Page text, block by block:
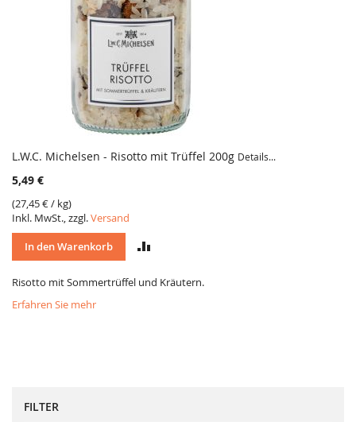
L.W.C. Michelsen - Risotto mit Trüffel 200g Details...
5,49 €
(27,45 €/ kg)
Inkl. MwSt., zzgl.Versand
In den Warenkorb
VERGLEICH
Risotto mit Sommertrüffel und Kräutern.
Erfahren Sie mehr
FILTER